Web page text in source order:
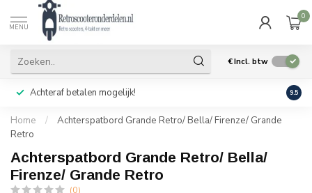
MENU
0
€Incl. btw
Achteraf betalen mogelijk! Geen
9.5
Home /
Achterspatbord Grande Retro/ Bella/ Firenze/ Grande
Retro
Achterspatbord Grande Retro/ Bella/
Firenze/ Grande Retro
(0)